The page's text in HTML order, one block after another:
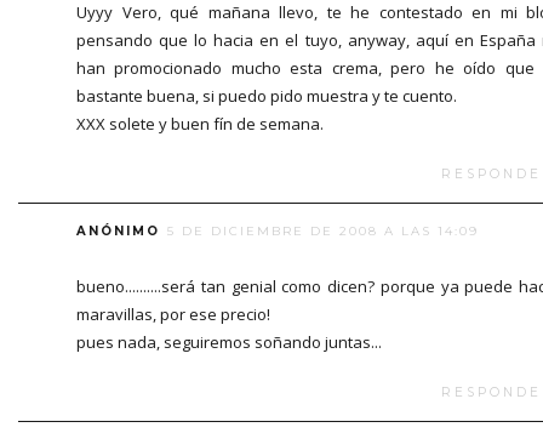
Uyyy Vero, qué mañana llevo, te he contestado en mi
pensando que lo hacia en el tuyo, anyway, aquí en España
han promocionado mucho esta crema, pero he oído que
bastante buena, si puedo pido muestra y te cuento.
XXX solete y buen fín de semana.
ANÓNIMO 5 DE DICIEMBRE DE 2008 A LAS 14:09
bueno..........será tan genial como dicen? porque ya puede
maravillas, por ese precio!
pues nada, seguiremos soñando juntas...